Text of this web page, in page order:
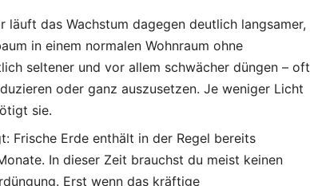
das Wachstum dagegen deutlich langsamer,
in einem normalen Wohnraum ohne
seltener und vor allem schwächer düngen – oft
oder ganz auszusetzen. Je weniger Licht
sie.
Frische Erde enthält in der Regel bereits
In dieser Zeit brauchst du meist keinen
Erst wenn das kräftige